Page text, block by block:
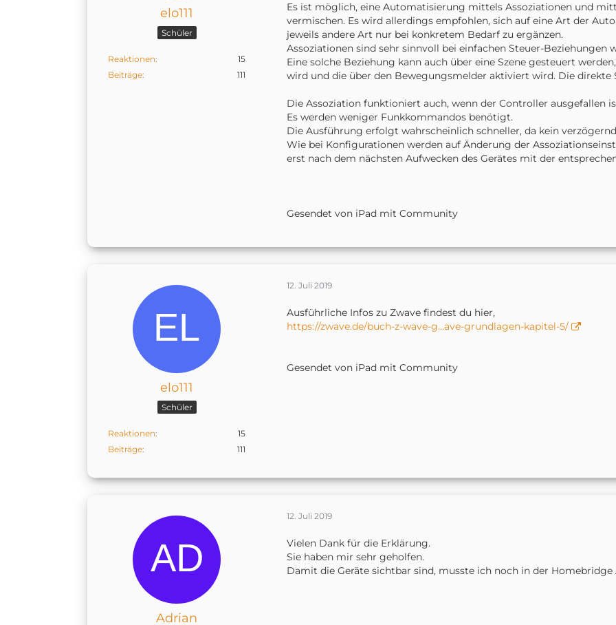
elo111
Schüler
Reaktionen
15
Beiträge
111
Es ist möglich, eine Automatisierung mittels Assoziationen und
vermischen. Es wird allerdings empfohlen, sich auf eine Art der
jeweils andere Art nur bei konkretem Bedarf zu ergänzen.
Assoziationen sind sehr sinnvoll bei einfachen Steuer-
Eine solche Beziehung kann auch über eine Szene gesteuert
wird und die über den Bewegungsmelder aktiviert wird. Die
Die Assoziation funktioniert auch, wenn der Controller ausgefallen
Es werden weniger Funkkommandos benötigt.
Die Ausführung erfolgt wahrscheinlich schneller, da kein
Wie bei Konfigurationen werden auf Änderung der
erst nach dem nächsten Aufwecken des Gerätes mit der
Gesendet von iPad mit Community
elo111
Schüler
Reaktionen
15
Beiträge
111
12. Juli 2019
Ausführliche Infos zu Zwave findest du hier,
https://zwave.de/buch-z-wave-g…ave-grundlagen-kapitel-5/
Gesendet von iPad mit Community
Adrian
12. Juli 2019
Vielen Dank für die Erklärung.
Sie haben mir sehr geholfen.
Damit die Geräte sichtbar sind, musste ich noch in der